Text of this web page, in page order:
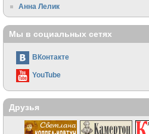
Анна Лелик
Мы в социальных сетях
ВКонтакте
YouTube
Друзья